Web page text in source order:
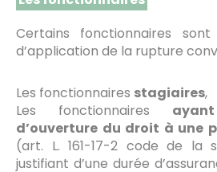
Certains fonctionnaires
d’application de la rupture
Les fonctionnaires stagiaires,
Les fonctionnaires
d’ouverture du droit à une
(art. L. 161-17-2 code de la
justifiant d’une durée